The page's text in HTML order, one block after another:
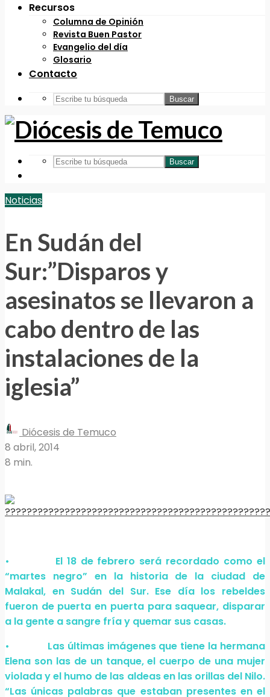
Recursos
Columna de Opinión
Revista Buen Pastor
Evangelio del día
Glosario
Contacto
Buscar
Buscar
Noticias
En Sudán del
Sur:”Disparos y
asesinatos se llevaron a
cabo dentro de las
instalaciones de la
iglesia”
Diócesis de Temuco
8 abril, 2014
8 min.
• El 18 de febrero será recordado como el
“martes negro” en la historia de la ciudad de
Malakal, en Sudán del Sur. Ese día los rebeldes
fueron de puerta en puerta para saquear, disparar
a la gente a sangre fría y quemar sus casas.
• Las últimas imágenes que tiene la hermana
Elena son las de un tanque, el cuerpo de una mujer
violada y el humo de las aldeas en las orillas del Nilo.
“Las únicas palabras que estaban presentes en el